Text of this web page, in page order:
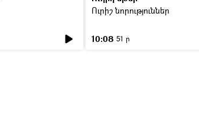
Ուրիշ նորություններ
10:08 51 ր